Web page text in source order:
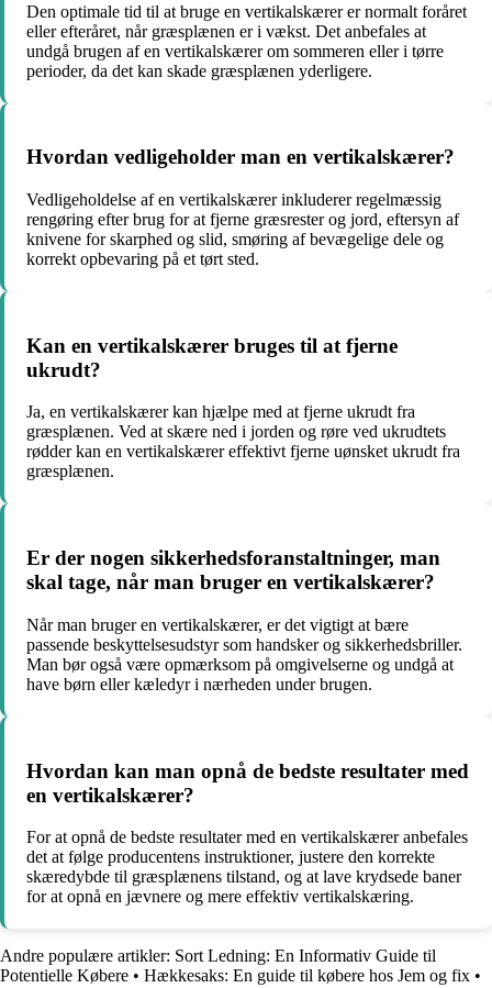
Den optimale tid til at bruge en vertikalskærer er normalt foråret
eller efteråret, når græsplænen er i vækst. Det anbefales at
undgå brugen af en vertikalskærer om sommeren eller i tørre
perioder, da det kan skade græsplænen yderligere.
Hvordan vedligeholder man en vertikalskærer?
Vedligeholdelse af en vertikalskærer inkluderer regelmæssig
rengøring efter brug for at fjerne græsrester og jord, eftersyn af
knivene for skarphed og slid, smøring af bevægelige dele og
korrekt opbevaring på et tørt sted.
Kan en vertikalskærer bruges til at fjerne
ukrudt?
Ja, en vertikalskærer kan hjælpe med at fjerne ukrudt fra
græsplænen. Ved at skære ned i jorden og røre ved ukrudtets
rødder kan en vertikalskærer effektivt fjerne uønsket ukrudt fra
græsplænen.
Er der nogen sikkerhedsforanstaltninger, man
skal tage, når man bruger en vertikalskærer?
Når man bruger en vertikalskærer, er det vigtigt at bære
passende beskyttelsesudstyr som handsker og sikkerhedsbriller.
Man bør også være opmærksom på omgivelserne og undgå at
have børn eller kæledyr i nærheden under brugen.
Hvordan kan man opnå de bedste resultater med
en vertikalskærer?
For at opnå de bedste resultater med en vertikalskærer anbefales
det at følge producentens instruktioner, justere den korrekte
skæredybde til græsplænens tilstand, og at lave krydsede baner
for at opnå en jævnere og mere effektiv vertikalskæring.
Andre populære artikler: Sort Ledning: En Informativ Guide til
Potentielle Købere • Hækkesaks: En guide til købere hos Jem og fix •